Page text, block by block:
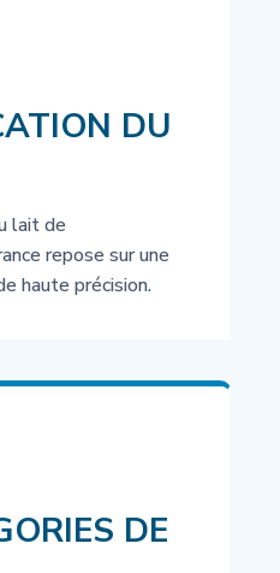
DU
lait de
repose sur une
haute précision.
DE